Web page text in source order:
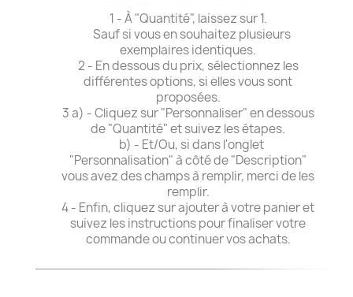
1 - À "Quantité", laissez sur 1.
Sauf si vous en souhaitez plusieurs
exemplaires identiques.
2 - En dessous du prix, sélectionnez les
différentes options, si elles vous sont
proposées.
3 a) - Cliquez sur "Personnaliser" en dessous
de "Quantité" et suivez les étapes.
b) - Et/Ou, si dans l'onglet
"Personnalisation" à côté de "Description"
vous avez des champs à remplir, merci de les
remplir.
4 - Enfin, cliquez sur ajouter à votre panier et
suivez les instructions pour finaliser votre
commande ou continuer vos achats.